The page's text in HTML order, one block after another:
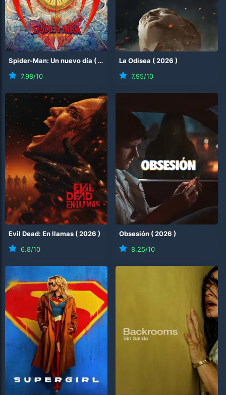
Spider-Man: Un nuevo día ( 2026
7.98/10
La Odisea (2026 )
7.95/10
Evil Dead: En llamas (2026 )
6.8/10
Obsesión (2026 )
8.25/10